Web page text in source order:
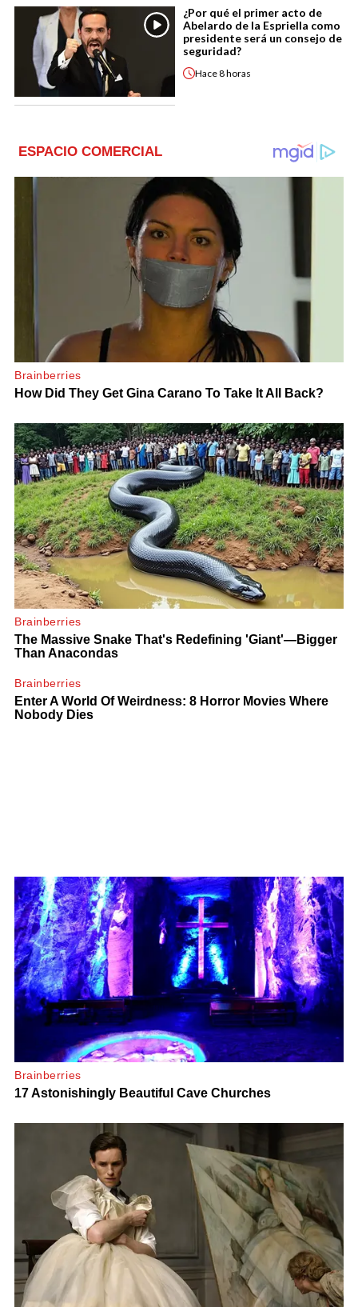
¿Por qué el primer acto de
Abelardo de la Espriella como
presidente será un consejo de
seguridad?
Hace8 horas